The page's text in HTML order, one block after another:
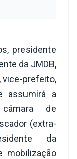
presidente
da JMDB,
vice-prefeito,
assumirá a
de
(extra-
da
mobilização